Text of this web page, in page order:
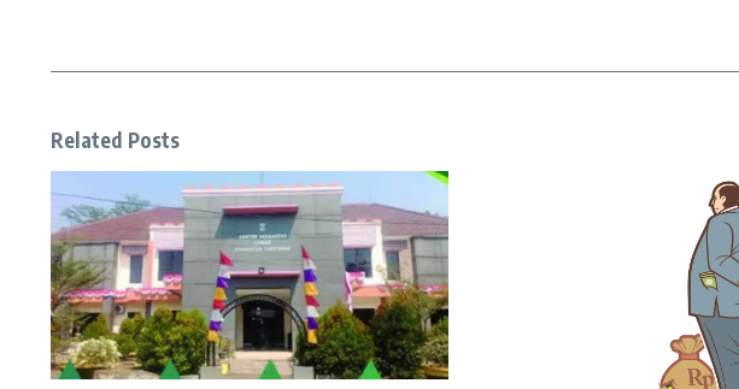
Related Posts